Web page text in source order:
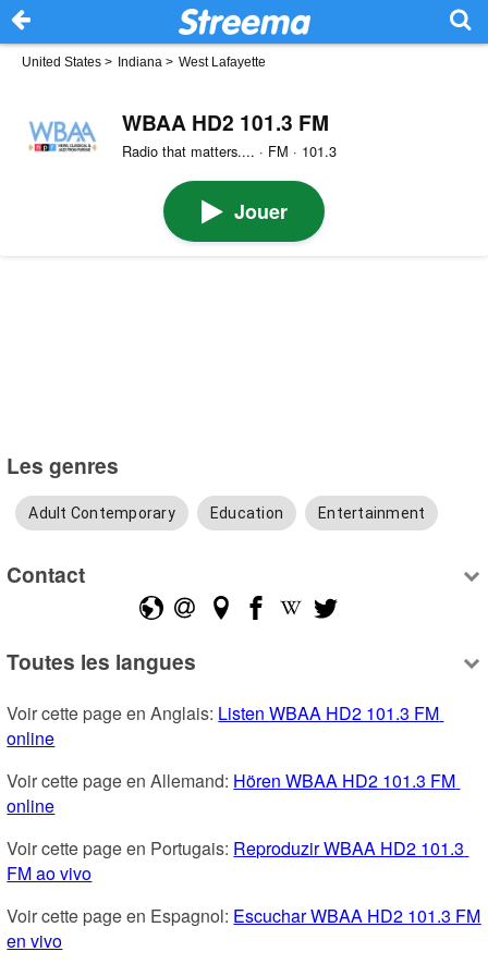
United States > Indiana > West Lafayette
WBAA HD2 101.3 FM
Radio that matters.... · FM · 101.3
Jouer
Les genres
Adult Contemporary Education Entertainment
Contact
Toutes les langues
Voir cette page en Anglais: Listen WBAA HD2 101.3 FM
online
Voir cette page en Allemand: Hören WBAA HD2 101.3 FM
online
Voir cette page en Portugais: Reproduzir WBAA HD2 101.3
FM ao vivo
Voir cette page en Espagnol: Escuchar WBAA HD2 101.3 FM
en vivo